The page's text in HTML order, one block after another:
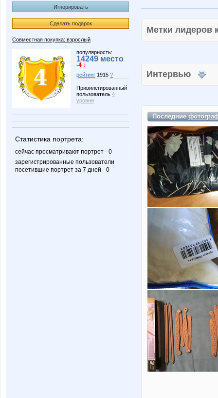
Игнорировать
Сделать подарок
Совместная покупка: взрослый
популярность:
14249 место
-4 ↓
рейтинг 1915 ?
Привилегированный
пользователь 4
уровня
Статистика портрета:
сейчас просматривают портрет - 0
зарегистрированные пользователи
посетившие портрет за 7 дней - 0
Метки
Интервью
Последние